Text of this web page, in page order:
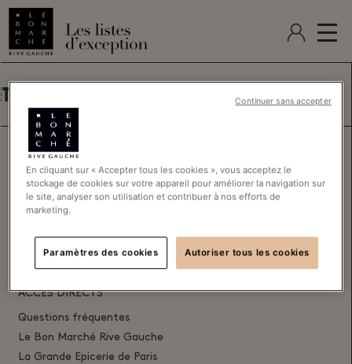
NOUS CONTACTER
Les Listes d'Exception du Bon Marché
24, rue de Sèvres 75007 Paris
Contactez-nous
ACCÈS DIRECTS
Questions fréquentes
Le Bon Marché Rive Gauche
La Grande Epicerie de Paris
En cliquant sur « Accepter tous les cookies », vous acceptez le
stockage de cookies sur votre appareil pour améliorer la navigation sur
le site, analyser son utilisation et contribuer à nos efforts de
marketing.
Paramètres des cookies Autoriser tous les cookies
Continuer sans accepter